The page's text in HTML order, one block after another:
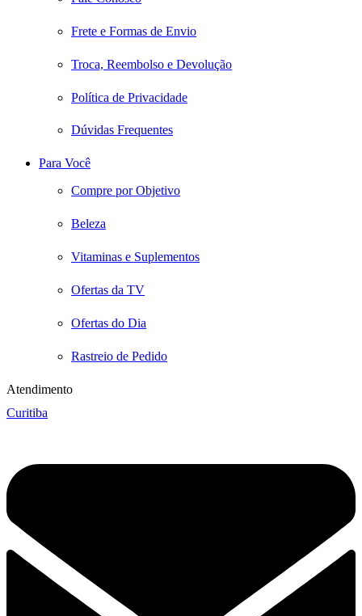
Frete e Formas de Envio
Troca, Reembolso e Devolução
Política de Privacidade
Dúvidas Frequentes
Para Você
Compre por Objetivo
Beleza
Vitaminas e Suplementos
Ofertas da TV
Ofertas do Dia
Rastreio de Pedido
Atendimento
Curitiba